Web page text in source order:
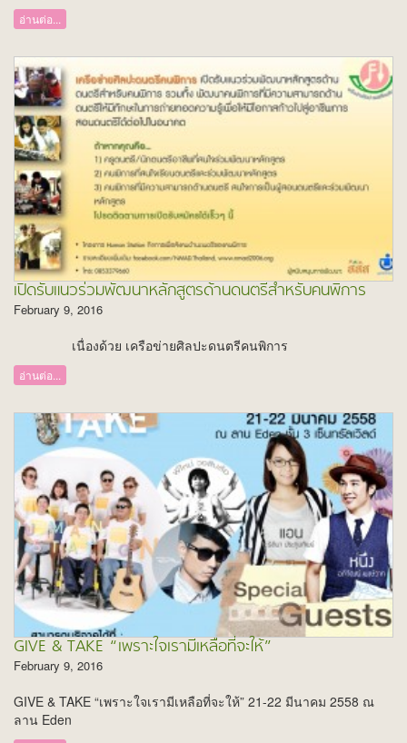
อ่านต่อ...
เปิดรับแนวร่วมพัฒนาหลักสูตรด้านดนตรีสำหรับคนพิการ
February 9, 2016
เนื่องด้วย เครือข่ายศิลปะดนตรีคนพิการ
อ่านต่อ...
GIVE & TAKE “เพราะใจเรามีเหลือที่จะให้”
February 9, 2016
GIVE & TAKE “เพราะใจเรามีเหลือที่จะให้” 21-22 มีนาคม 2558 ณ
ลาน Eden